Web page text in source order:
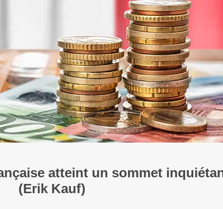
atteint un sommet
(Erik Kauf)